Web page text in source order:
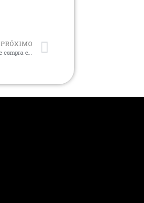
PRÓXIMO
Tribunal de justiça de São Paulo troca índice em contrato de compra e venda de imóvel